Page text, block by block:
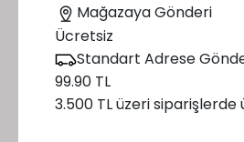
Mağazaya Gönderi
Ücretsiz
Standart Adrese
99.90 TL
3.500 TL üzeri siparişlerde